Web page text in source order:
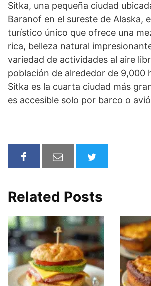
Sitka, una pequeña ciudad
Baranof en el sureste de Alaska,
turístico único que ofrece una
rica, belleza natural
variedad de actividades al aire
población de alrededor de 9,000
Sitka es la cuarta ciudad más
es accesible solo por barco o
Related Posts